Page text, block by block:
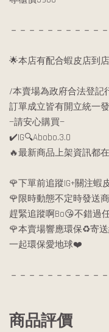
－－－－－－－－－－
🌟本店有配合蝦皮店到
/本賣場為政府合法登記
訂單成立皆有開立統一
—請安心購買—
✔️IG🔍Abobo.3.0
🔥最新商品上架資訊都
🌹下單前追蹤IG+關注蝦
🌹限時動態不定時發送
趕緊追蹤啊Bo😘不錯過
🌹本賣場響應環保♻️寄
一起環保愛地球❤️
－－－－－－－－－－
商品評價